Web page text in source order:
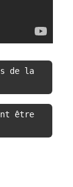
de la
être